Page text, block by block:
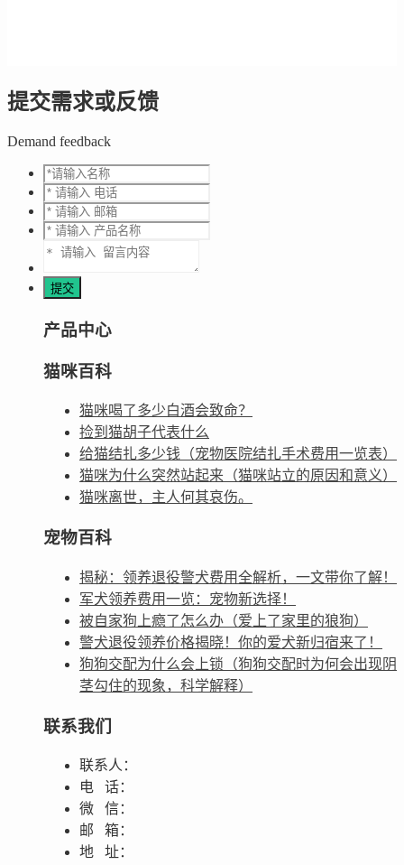
提交需求或反馈
Demand feedback
产品中心
猫咪百科
猫咪喝了多少白酒会致命？
捡到猫胡子代表什么
给猫结扎多少钱（宠物医院结扎手术费用一览表）
猫咪为什么突然站起来（猫咪站立的原因和意义）
猫咪离世，主人何其哀伤。
宠物百科
揭秘：领养退役警犬费用全解析，一文带你了解！
军犬领养费用一览：宠物新选择！
被自家狗上瘾了怎么办（爱上了家里的狼狗）
警犬退役领养价格揭晓！你的爱犬新归宿来了！
狗狗交配为什么会上锁（狗狗交配时为何会出现阴
茎勾住的现象，科学解释）
联系我们
联系人：
电 话：
微 信：
邮 箱：
地 址：